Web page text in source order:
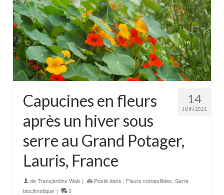
14
JUIN 2021
Capucines en fleurs
après un hiver sous
serre au Grand Potager,
Lauris, France
deTransjardins Web | Posté dans : Fleurs comestibles Serre
bioclimatique | 0